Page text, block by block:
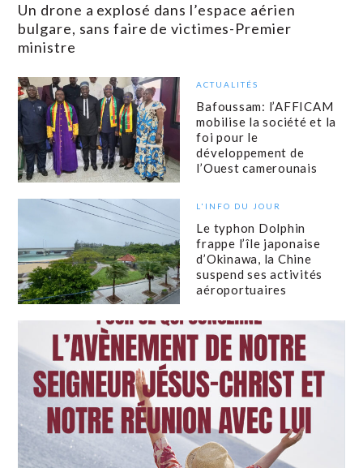
Un drone a explosé dans l’espace aérien
bulgare, sans faire de victimes-Premier
ministre
ACTUALITÉS
Bafoussam: l’AFFICAM
mobilise la société et la
foi pour le
développement de
l’Ouest camerounais
L'INFO DU JOUR
Le typhon Dolphin
frappe l’île japonaise
d’Okinawa, la Chine
suspend ses activités
aéroportuaires